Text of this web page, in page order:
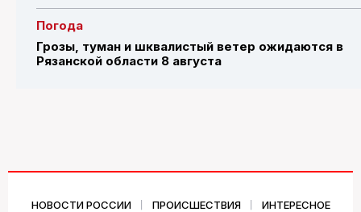
Погода
Грозы, туман и шквалистый ветер ожидаются в
Рязанской области 8 августа
НОВОСТИ РОССИИ ПРОИСШЕСТВИЯ
ИНТЕРЕСНОЕ